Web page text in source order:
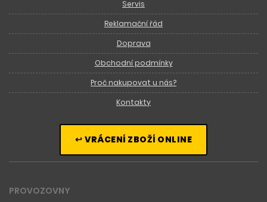
Servis
Reklamační řád
Doprava
Obchodní podmínky
Proč nakupovat u nás?
Kontakty
↩ VRÁCENÍ ZBOŽÍ ONLINE
PROVOZOVNY